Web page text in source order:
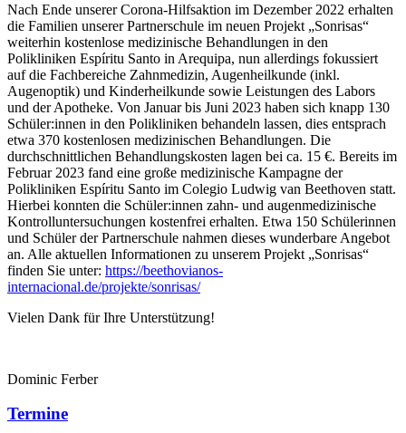
Nach Ende unserer Corona-Hilfsaktion im Dezember 2022 erhalten
die Familien unserer Partnerschule im neuen Projekt „Sonrisas“
weiterhin kostenlose medizinische Behandlungen in den
Polikliniken Espíritu Santo in Arequipa, nun allerdings fokussiert
auf die Fachbereiche Zahnmedizin, Augenheilkunde (inkl.
Augenoptik) und Kinderheilkunde sowie Leistungen des Labors
und der Apotheke. Von Januar bis Juni 2023 haben sich knapp 130
Schüler:innen in den Polikliniken behandeln lassen, dies entsprach
etwa 370 kostenlosen medizinischen Behandlungen. Die
durchschnittlichen Behandlungskosten lagen bei ca. 15 €. Bereits im
Februar 2023 fand eine große medizinische Kampagne der
Polikliniken Espíritu Santo im Colegio Ludwig van Beethoven statt.
Hierbei konnten die Schüler:innen zahn- und augenmedizinische
Kontrolluntersuchungen kostenfrei erhalten. Etwa 150 Schülerinnen
und Schüler der Partnerschule nahmen dieses wunderbare Angebot
an. Alle aktuellen Informationen zu unserem Projekt „Sonrisas“
finden Sie unter: https://beethovianos-
internacional.de/projekte/sonrisas/
Vielen Dank für Ihre Unterstützung!
Dominic Ferber
Termine